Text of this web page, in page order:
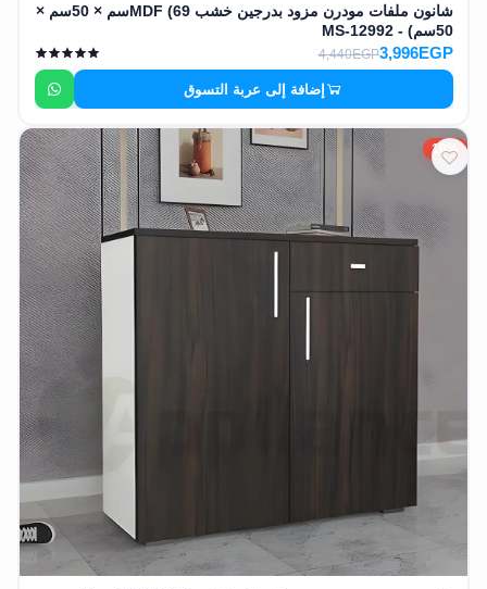
شانون ملفات مودرن مزود بدرجين خشب MDF (69سم × 50سم ×
50سم) - MS-12992
3,996EGP
4,440EGP
إضافة إلى عربة التسوق
10%